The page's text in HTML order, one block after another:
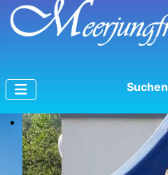
Suchen